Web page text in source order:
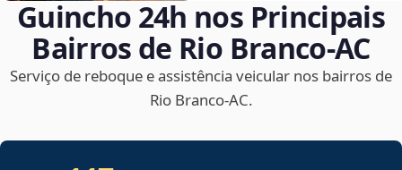
Guincho 24h nos Principais
Bairros de Rio Branco‑AC
Serviço de reboque e assistência veicular nos bairros de
Rio Branco‑AC.